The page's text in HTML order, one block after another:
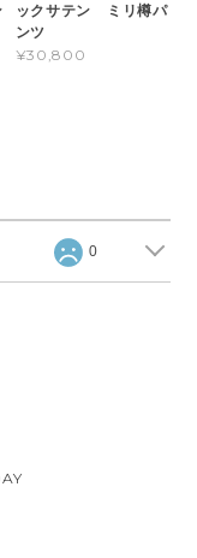
ックサテン ミリ樽パ
ンツ
¥30,800
0